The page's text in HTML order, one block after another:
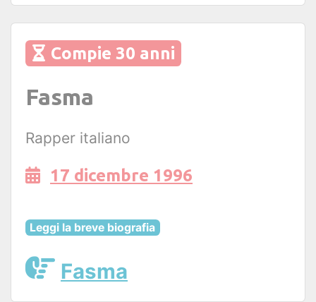
Compie 30 anni
Fasma
Rapper italiano
17 dicembre 1996
Leggi la breve biografia
Fasma